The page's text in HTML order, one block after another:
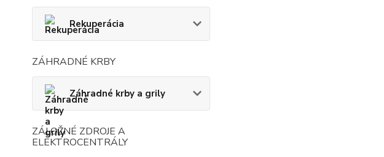
Rekuperácia
ZÁHRADNÉ KRBY
Záhradné krby a grily
ZÁLOŽNÉ ZDROJE A
ELEKTROCENTRÁLY